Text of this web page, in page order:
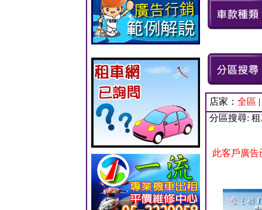
店家： 全區
分區搜尋:
此客戶廣